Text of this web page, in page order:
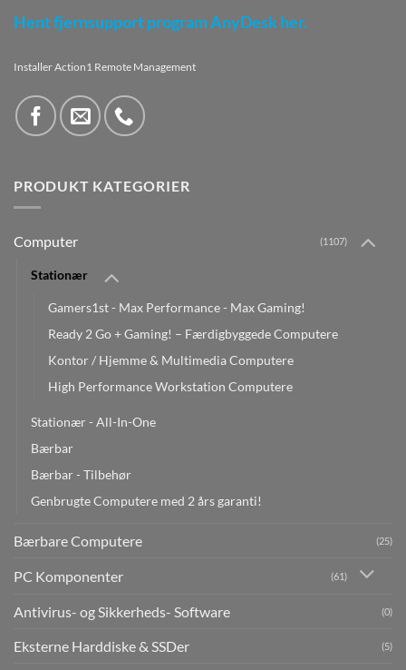
Hent fjernsupport program AnyDesk her.
Installer Action1 Remote Management
PRODUKT KATEGORIER
Computer (1107)
Stationær
Gamers1st - Max Performance - Max Gaming!
Ready 2 Go + Gaming! – Færdigbyggede Computere
Kontor / Hjemme & Multimedia Computere
High Performance Workstation Computere
Stationær - All-In-One
Bærbar
Bærbar - Tilbehør
Genbrugte Computere med 2 års garanti!
Bærbare Computere (25)
PC Komponenter (61)
Antivirus- og Sikkerheds- Software (0)
Eksterne Harddiske & SSDer (5)